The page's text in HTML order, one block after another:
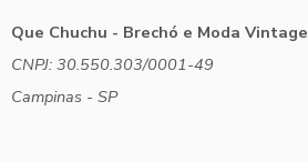
Que Chuchu - Brechó e Moda Vintage
CNPJ: 30.550.303/0001-49
Campinas - SP